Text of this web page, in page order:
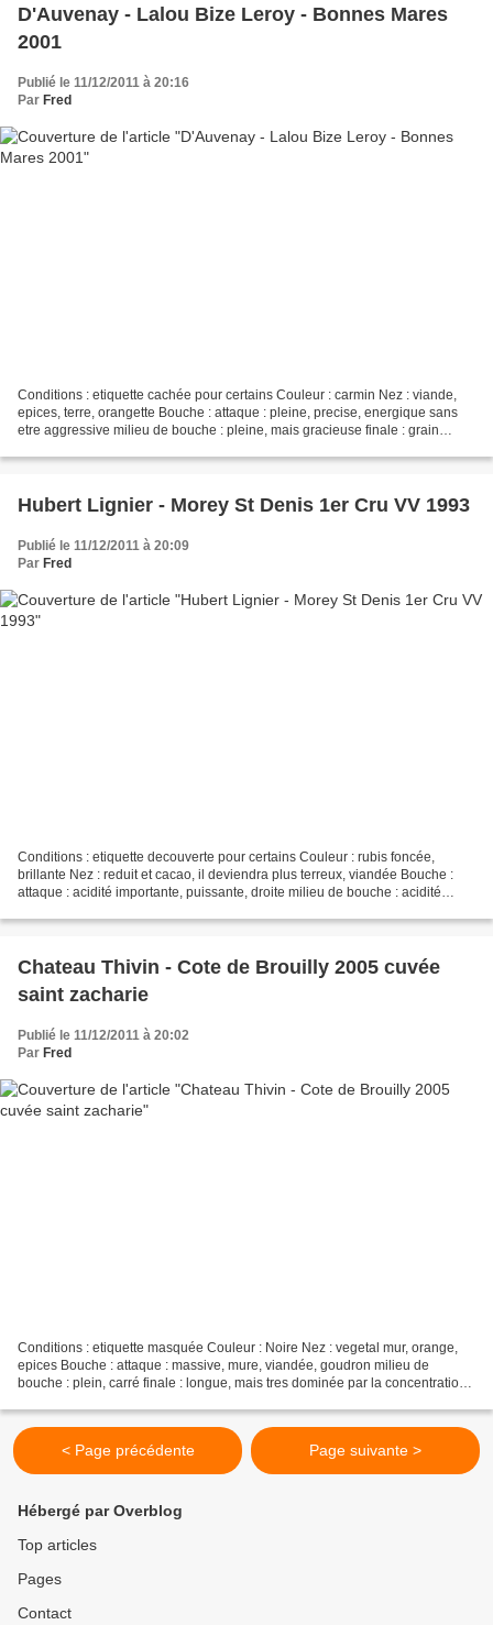
D'Auvenay - Lalou Bize Leroy - Bonnes Mares
2001
Publié le 11/12/2011 à 20:16
Par Fred
Conditions : etiquette cachée pour certains Couleur : carmin Nez : viande,
epices, terre, orangette Bouche : attaque : pleine, precise, energique sans
etre aggressive milieu de bouche : pleine, mais gracieuse finale : grain
Hubert Lignier - Morey St Denis 1er Cru VV 1993
Publié le 11/12/2011 à 20:09
Par Fred
Conditions : etiquette decouverte pour certains Couleur : rubis foncée,
brillante Nez : reduit et cacao, il deviendra plus terreux, viandée Bouche :
attaque : acidité importante, puissante, droite milieu de bouche : acidité
Chateau Thivin - Cote de Brouilly 2005 cuvée
saint zacharie
Publié le 11/12/2011 à 20:02
Par Fred
Conditions : etiquette masquée Couleur : Noire Nez : vegetal mur, orange,
epices Bouche : attaque : massive, mure, viandée, goudron milieu de
bouche : plein, carré finale : longue, mais tres dominée par la concentration
< Page précédente Page suivante >
Hébergé par Overblog
Top articles
Pages
Contact